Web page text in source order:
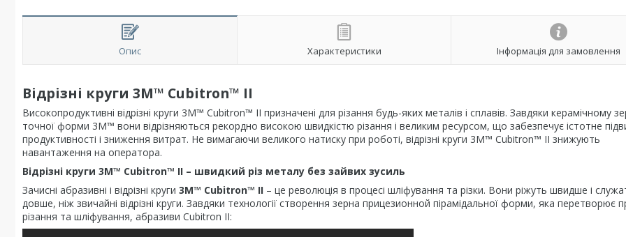
Опис Характеристики Інформація для замовлення
Відрізні круги 3M™ Cubitron™ II
Високопродуктивні відрізні круги 3М™ Cubitron™ II призначені для різання будь-яких металів і сплавів. Завдяки керамічному
точної форми 3M™ вони відрізняються рекордно високою швидкістю різання і великим ресурсом, що забезпечує істотне
продуктивності і зниження витрат. Не вимагаючи великого натиску при роботі, відрізні круги 3М™ Cubitron™ II знижують
навантаження на оператора.
Відрізні круги 3M™ Cubitron™ II – швидкий різ металу без зайвих зусиль
Зачисні абразивні і відрізні круги 3M™ Cubitron™ II – це революція в процесі шліфування та різки. Вони ріжуть швидше і
довше, ніж звичайні відрізні круги. Завдяки технології створення зерна прицезионной пірамідальної форми, яка перетворює
різання та шліфування, абразиви Cubitron II: